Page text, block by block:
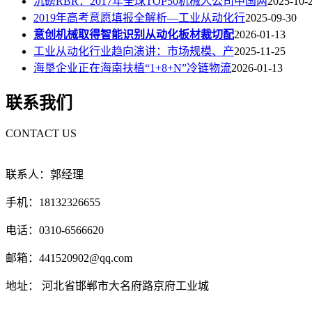
2019年高考意愿填报全解析—工业从动化行2025-09-30
意创机械取得智能识别从动化板材裁切配2026-01-13
工业从动化行业趋向演讲：市场规模、产2025-11-25
海垦企业正在海南扶植“1+8+N”冷链物流2026-01-13
联系我们
CONTACT US
联系人：郭经理
手机：18132326655
电话：0310-6566620
邮箱：441520902@qq.com
地址： 河北省邯郸市大名府路京府工业城